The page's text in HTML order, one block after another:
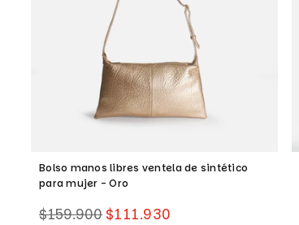
Bolso manos libres ventela de sintético
para mujer - Oro
Precio
$159.900 $111.930